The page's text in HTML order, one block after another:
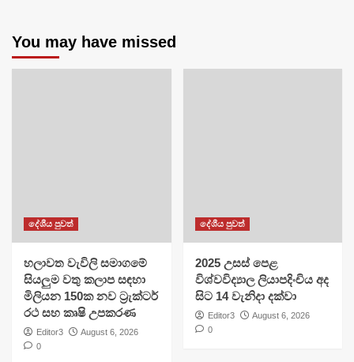
You may have missed
දේශීය පුවත්
හලාවත වැවිලි සමාගමේ
සියලුම වතු කලාප සඳහා
මිලියන 150ක නව ට්‍රැක්ටර්
රථ සහ කෘෂි උපකරණ
Editor3
August 6, 2026
0
දේශීය පුවත්
​2025 උසස් පෙළ
විශ්වවිද්‍යාල ලියාපදිංචිය අද
සිට 14 වැනිදා දක්වා
Editor3
August 6, 2026
0